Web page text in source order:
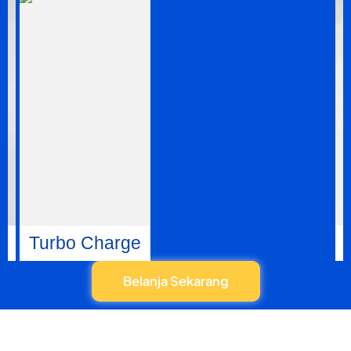
Turbo Charge
Belanja Sekarang